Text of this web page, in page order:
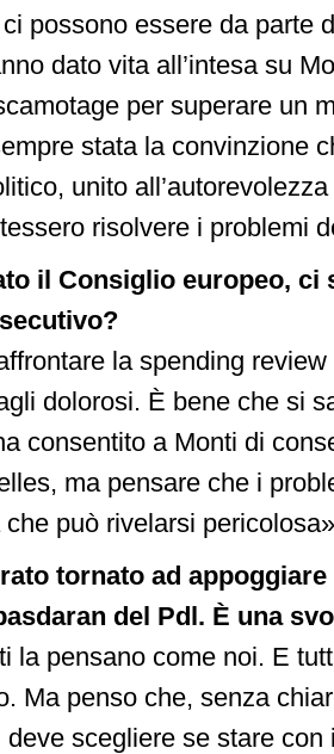
possono essere da parte
dato vita all’intesa su
per superare un
stata la convinzione
unito
risolvere i problemi
il Consiglio europeo, ci
la spending
dolorosi. È bene che si
consentito a Monti di
ma pensare che i
può rivelarsi
tornato ad appoggiare
del Pdl. È una
la pensano come noi. E
Ma penso che, senza
scegliere se stare con